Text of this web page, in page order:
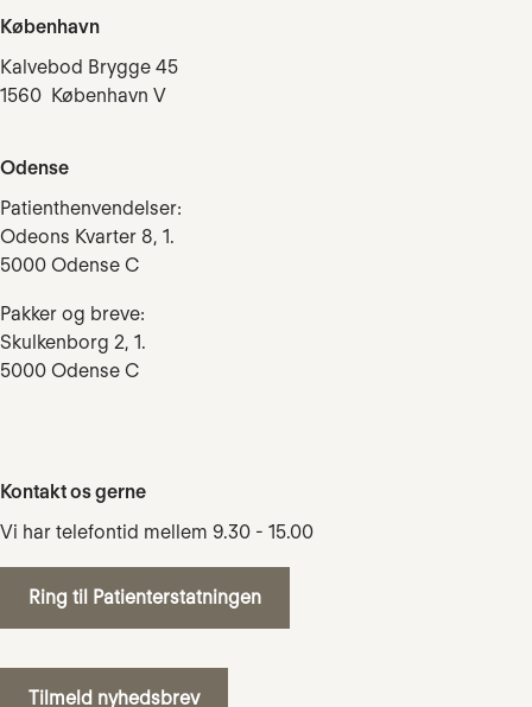
København
Kalvebod Brygge 45
1560 København V
Odense
Patienthenvendelser:
Odeons Kvarter 8, 1.
5000 Odense C
Pakker og breve:
Skulkenborg 2, 1.
5000 Odense C
Kontakt os gerne
Vi har telefontid mellem 9.30 - 15.00
Ring til Patienterstatningen
Tilmeld nyhedsbrev